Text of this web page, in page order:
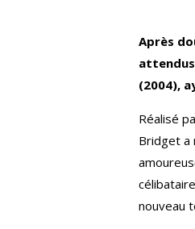
Après
attendus
(2004),
Réalisé
Bridget a
nouveau